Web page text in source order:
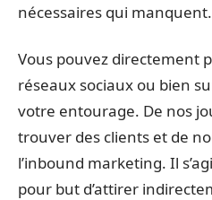
nécessaires qui manquent.
Vous pouvez directement
réseaux sociaux ou bien
votre entourage. De nos
trouver des clients et de
l’inbound marketing. Il
pour but d’attirer